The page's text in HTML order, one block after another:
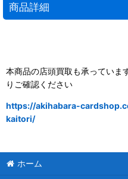
商品詳細
本商品の店頭買取も承っていま
りご確認ください
https://akihabara-
kaitori/
ホーム